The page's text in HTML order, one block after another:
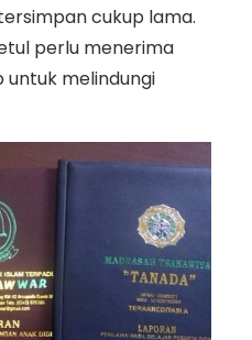
cukup lama.
perlu menerima
untuk melindungi